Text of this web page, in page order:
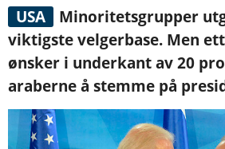
USA
Minoritetsgrupper
viktigste velgerbase. Men
ønsker i underkant av 20
araberne å stemme på